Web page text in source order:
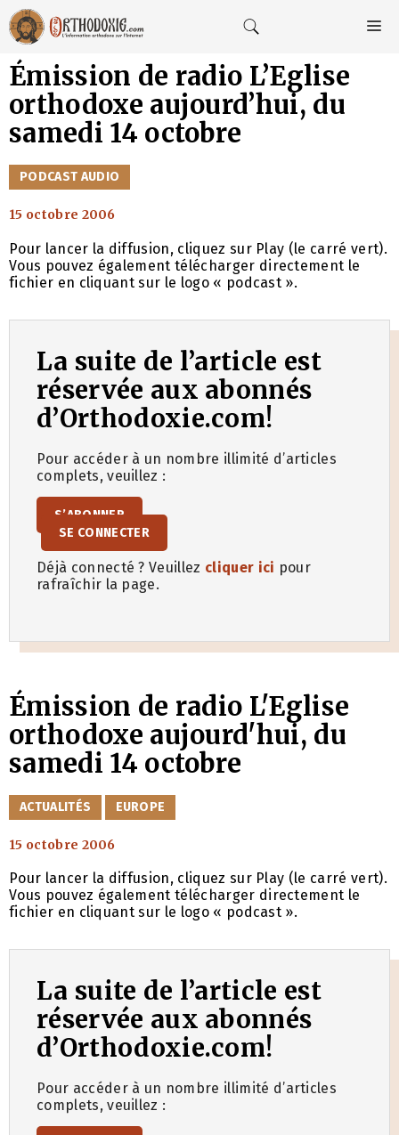
Aller
au
contenu
Émission de radio L’Eglise
orthodoxe aujourd’hui, du
samedi 14 octobre
CATÉGORIES
PODCAST AUDIO
15 octobre 2006
Pour lancer la diffusion, cliquez sur Play (le carré vert).
Vous pouvez également télécharger directement le
fichier en cliquant sur le logo « podcast ».
La suite de l’article est
réservée aux abonnés
d’Orthodoxie.com!
Pour accéder à un nombre illimité d’articles
complets, veuillez :
S’ABONNER
SE CONNECTER
Déjà connecté ? Veuillez cliquer ici pour
rafraîchir la page.
Émission de radio L'Eglise
orthodoxe aujourd'hui, du
samedi 14 octobre
CATÉGORIES
ACTUALITÉS EUROPE
15 octobre 2006
Pour lancer la diffusion, cliquez sur Play (le carré vert).
Vous pouvez également télécharger directement le
fichier en cliquant sur le logo « podcast ».
La suite de l’article est
réservée aux abonnés
d’Orthodoxie.com!
Pour accéder à un nombre illimité d’articles
complets, veuillez :